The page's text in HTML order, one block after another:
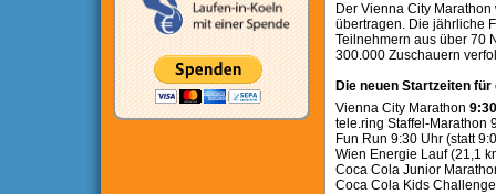
Der Vienna City
übertragen. Die jährliche
Teilnehmern aus über 70
300.000 Zuschauern
Die neuen Startzeiten für
Vienna City Marathon
tele.ring Staffel-Marathon
Fun Run 9:30 Uhr (statt
Wien Energie Lauf (21,1
Coca Cola Junior
Coca Cola Kids